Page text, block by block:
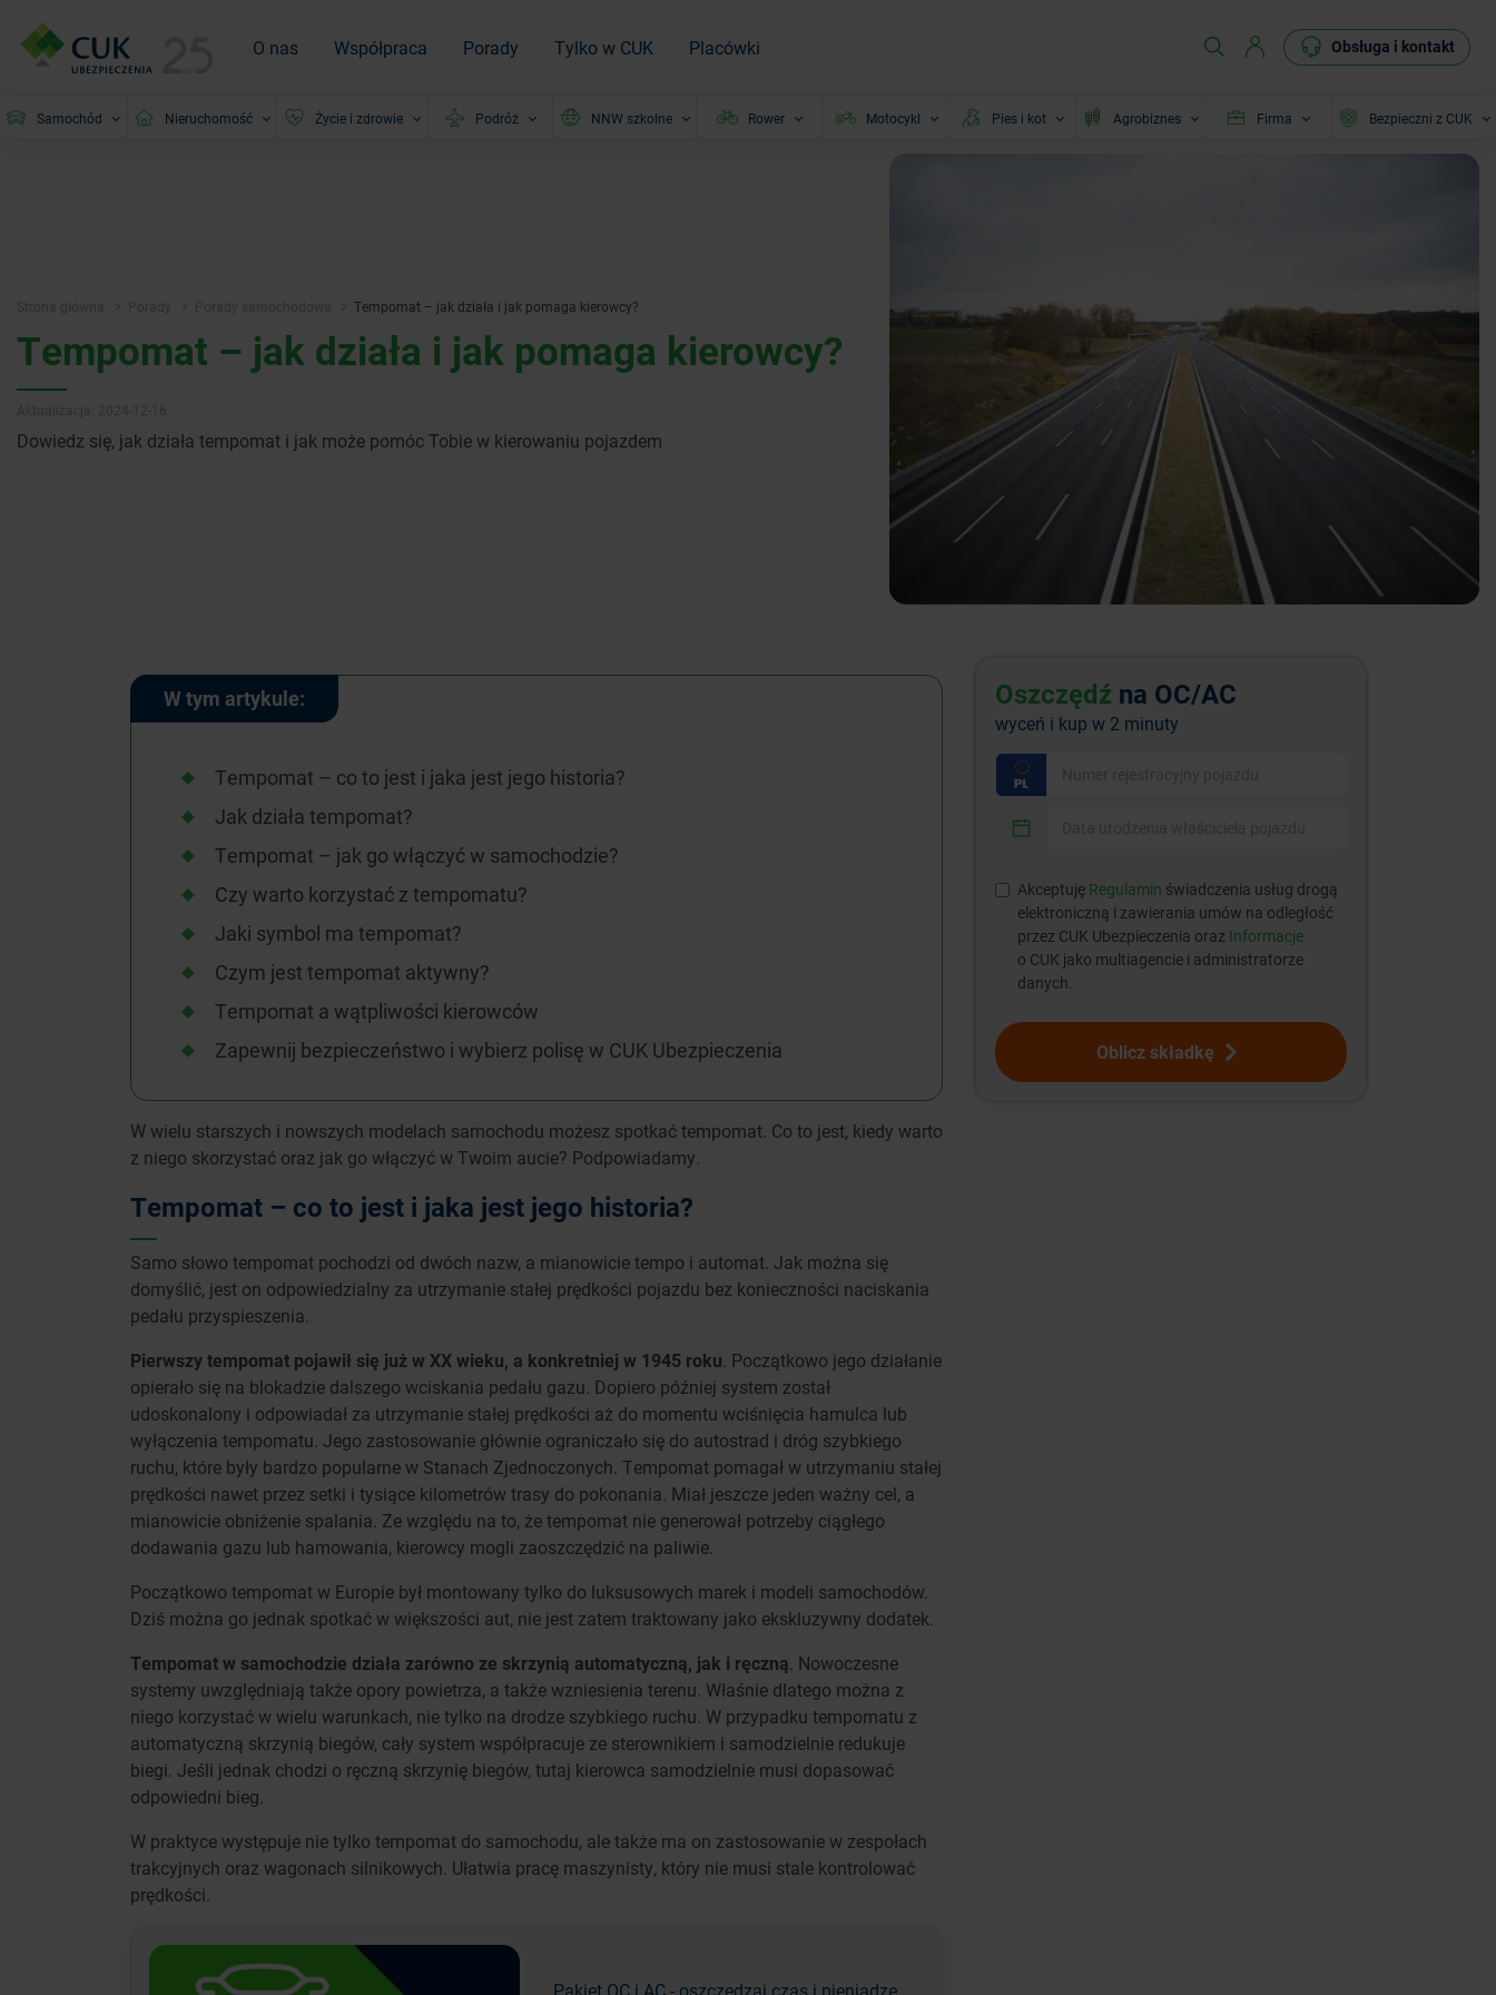
O nas Współpraca Porady Tylko w CUK Placówki Obsługa i kontakt
Samochód Nieruchomość Życie i zdrowie Podróż NNW szkolne Rower Motocykl Pies i kot Agrobiznes Firma Bezpieczni z CUK
Tempomat – jak działa i jak pomaga kierowcy?
Tempomat – jak działa i jak pomaga kierowcy?
Dowiedz się, jak działa tempomat i jak może pomóc Tobie w kierowaniu pojazdem
W tym artykule:
Tempomat – co to jest i jaka jest jego historia?
Jak działa tempomat?
Tempomat – jak go włączyć w samochodzie?
Czy warto korzystać z tempomatu?
Jaki symbol ma tempomat?
Czym jest tempomat aktywny?
Tempomat a wątpliwości kierowców
Zapewnij bezpieczeństwo i wybierz polisę w CUK Ubezpieczenia
W wielu starszych i nowszych modelach samochodu możesz spotkać tempomat. Co to jest, kiedy warto
z niego skorzystać oraz jak go włączyć w Twoim aucie? Podpowiadamy.
Tempomat – co to jest i jaka jest jego historia?
Samo słowo tempomat pochodzi od dwóch nazw, a mianowicie tempo i automat. Jak można się
domyślić, jest on odpowiedzialny za utrzymanie stałej prędkości pojazdu bez konieczności naciskania
pedału przyspieszenia.
Pierwszy tempomat pojawił się już w XX wieku, a konkretniej w 1945 roku . Początkowo jego działanie
opierało się na blokadzie dalszego wciskania pedału gazu. Dopiero później system został
udoskonalony i odpowiadał za utrzymanie stałej prędkości aż do momentu wciśnięcia hamulca lub
wyłączenia tempomatu. Jego zastosowanie głównie ograniczało się do autostrad i dróg szybkiego
ruchu, które były bardzo popularne w Stanach Zjednoczonych. Tempomat pomagał w utrzymaniu stałej
prędkości nawet przez setki i tysiące kilometrów trasy do pokonania. Miał jeszcze jeden ważny cel, a
mianowicie obniżenie spalania. Ze względu na to, że tempomat nie generował potrzeby ciągłego
dodawania gazu lub hamowania, kierowcy mogli zaoszczędzić na paliwie.
Początkowo tempomat w Europie był montowany tylko do luksusowych marek i modeli samochodów.
Dziś można go jednak spotkać w większości aut, nie jest zatem traktowany jako ekskluzywny dodatek.
Tempomat w samochodzie działa zarówno ze skrzynią automatyczną, jak i ręczną . Nowoczesne
systemy uwzględniają także opory powietrza, a także wzniesienia terenu. Właśnie dlatego można z
niego korzystać w wielu warunkach, nie tylko na drodze szybkiego ruchu. W przypadku tempomatu z
automatyczną skrzynią biegów, cały system współpracuje ze sterownikiem i samodzielnie redukuje
biegi. Jeśli jednak chodzi o ręczną skrzynię biegów, tutaj kierowca samodzielnie musi dopasować
odpowiedni bieg.
W praktyce występuje nie tylko tempomat do samochodu, ale także ma on zastosowanie w zespołach
trakcyjnych oraz wagonach silnikowych. Ułatwia pracę maszynisty, który nie musi stale kontrolować
prędkości.
Pakiet OC i AC - oszczędzaj czas i pieniądze
Oszczędź na OC/AC
wyceń i kup w 2 minuty
Akceptuję Regulamin świadczenia usług drogą
elektroniczną i zawierania umów na odległość
przez CUK Ubezpieczenia oraz Informacje
o CUK jako multiagencie i administratorze
danych.
Oblicz składkę